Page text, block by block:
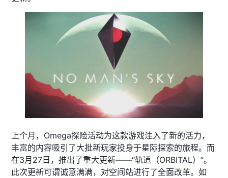
上个月，Omega探险活动为这款游戏注入了新的活力，
丰富的内容吸引了大批新玩家投身于星际探索的旅程。而
在3月27日，推出了重大更新——“轨道（ORBITAL）”。
此次更新可谓诚意满满，对空间站进行了全面改革。如